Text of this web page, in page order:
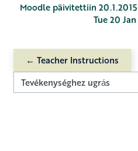
Moodle päivitettiin
Tue 20
← Teacher Instructions
Tevékenységhez ugrás